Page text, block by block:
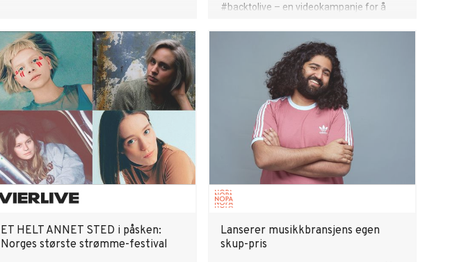
#backtolive – en videokampanje for å
ET HELT ANNET STED i påsken:
Norges største strømme-festival
Lanserer musikkbransjens egen
skup-pris